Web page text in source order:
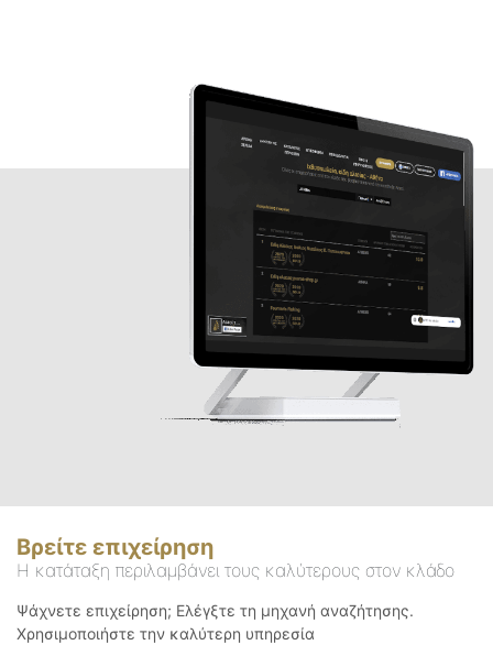
Βρείτε επιχείρηση
Η κατάταξη περιλαμβάνει τους καλύτερους στον κλάδο
Ψάχνετε επιχείρηση; Ελέγξτε τη μηχανή αναζήτησης.
Χρησιμοποιήστε την καλύτερη υπηρεσία